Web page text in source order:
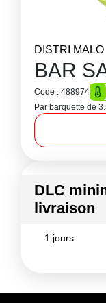
DISTRI MALO
BAR
Code : 488974
Par barquette de
DLC
livraison
1 jours